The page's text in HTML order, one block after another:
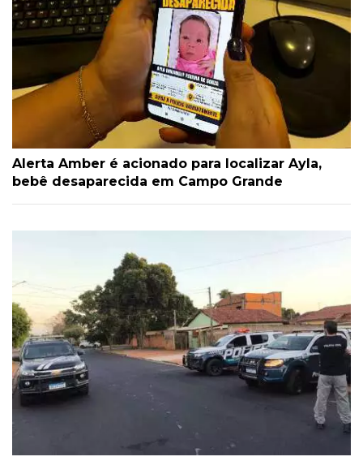
Alerta Amber é acionado para localizar Ayla,
bebê desaparecida em Campo Grande